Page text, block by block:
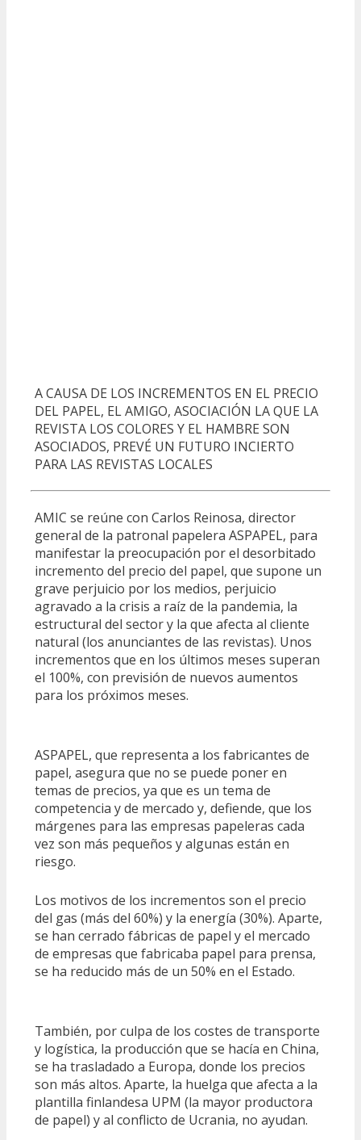
A CAUSA DE LOS INCREMENTOS EN EL PRECIO
DEL PAPEL, EL AMIGO, ASOCIACIÓN LA QUE LA
REVISTA LOS COLORES Y EL HAMBRE SON
ASOCIADOS, PREVÉ UN FUTURO INCIERTO
PARA LAS REVISTAS LOCALES
AMIC se reúne con Carlos Reinosa, director
general de la patronal papelera ASPAPEL, para
manifestar la preocupación por el desorbitado
incremento del precio del papel, que supone un
grave perjuicio por los medios, perjuicio
agravado a la crisis a raíz de la pandemia, la
estructural del sector y la que afecta al cliente
natural (los anunciantes de las revistas). Unos
incrementos que en los últimos meses superan
el 100%, con previsión de nuevos aumentos
para los próximos meses.
ASPAPEL, que representa a los fabricantes de
papel, asegura que no se puede poner en
temas de precios, ya que es un tema de
competencia y de mercado y, defiende, que los
márgenes para las empresas papeleras cada
vez son más pequeños y algunas están en
riesgo.
Los motivos de los incrementos son el precio
del gas (más del 60%) y la energía (30%). Aparte,
se han cerrado fábricas de papel y el mercado
de empresas que fabricaba papel para prensa,
se ha reducido más de un 50% en el Estado.
También, por culpa de los costes de transporte
y logística, la producción que se hacía en China,
se ha trasladado a Europa, donde los precios
son más altos. Aparte, la huelga que afecta a la
plantilla finlandesa UPM (la mayor productora
de papel) y al conflicto de Ucrania, no ayudan.